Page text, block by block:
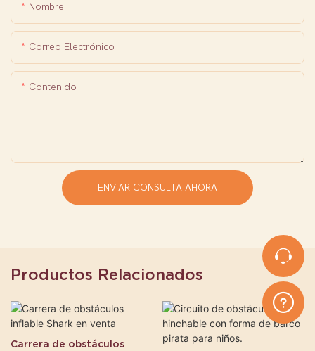
Nombre
Correo Electrónico
Contenido
ENVIAR CONSULTA AHORA
Productos Relacionados
Carrera de obstáculos